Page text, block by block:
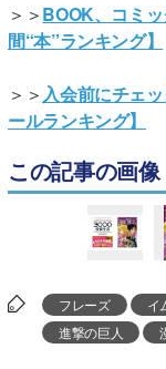
＞＞BOOK、コミ
間“本”ランキング】
＞＞ 入会前にチェ
ールランキング】
この記事の画像
フレーズ イ
進撃の巨人